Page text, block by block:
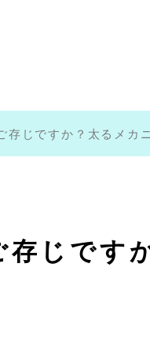
存じですか？太るメカ
じです